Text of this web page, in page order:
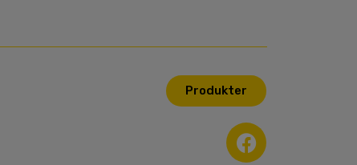
Produkter
F
a